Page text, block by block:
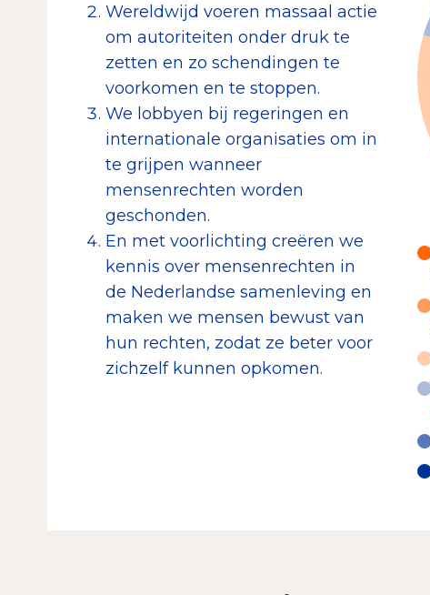
Wereldwijd voeren massaal actie
om autoriteiten onder druk te
zetten en zo schendingen te
voorkomen en te stoppen.
We lobbyen bij regeringen en
internationale organisaties om in
te grijpen wanneer
mensenrechten worden
geschonden.
En met voorlichting creëren we
kennis over mensenrechten in
de Nederlandse samenleving en
maken we mensen bewust van
hun rechten, zodat ze beter voor
zichzelf kunnen opkomen.